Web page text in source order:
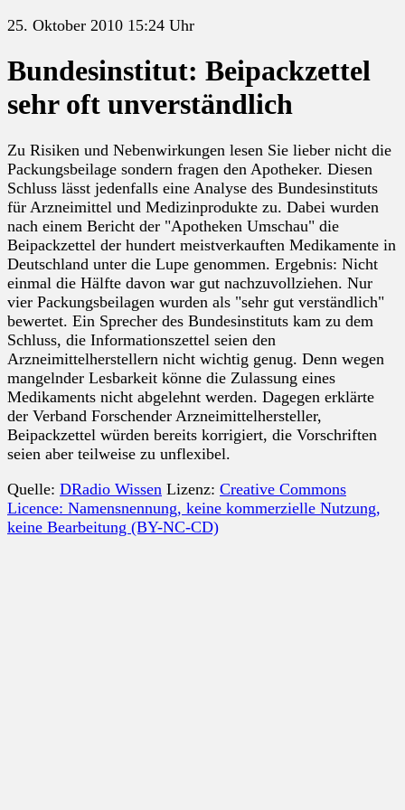
25. Oktober 2010 15:24 Uhr
Bundesinstitut: Beipackzettel
sehr oft unverständlich
Zu Risiken und Nebenwirkungen lesen Sie lieber nicht die
Packungsbeilage sondern fragen den Apotheker. Diesen
Schluss lässt jedenfalls eine Analyse des Bundesinstituts
für Arzneimittel und Medizinprodukte zu. Dabei wurden
nach einem Bericht der "Apotheken Umschau" die
Beipackzettel der hundert meistverkauften Medikamente in
Deutschland unter die Lupe genommen. Ergebnis: Nicht
einmal die Hälfte davon war gut nachzuvollziehen. Nur
vier Packungsbeilagen wurden als "sehr gut verständlich"
bewertet. Ein Sprecher des Bundesinstituts kam zu dem
Schluss, die Informationszettel seien den
Arzneimittelherstellern nicht wichtig genug. Denn wegen
mangelnder Lesbarkeit könne die Zulassung eines
Medikaments nicht abgelehnt werden. Dagegen erklärte
der Verband Forschender Arzneimittelhersteller,
Beipackzettel würden bereits korrigiert, die Vorschriften
seien aber teilweise zu unflexibel.
Quelle: DRadio Wissen Lizenz: Creative Commons
Licence: Namensnennung, keine kommerzielle Nutzung,
keine Bearbeitung (BY-NC-CD)